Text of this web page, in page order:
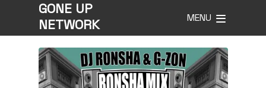
GONE UP
NETWORK
MENU